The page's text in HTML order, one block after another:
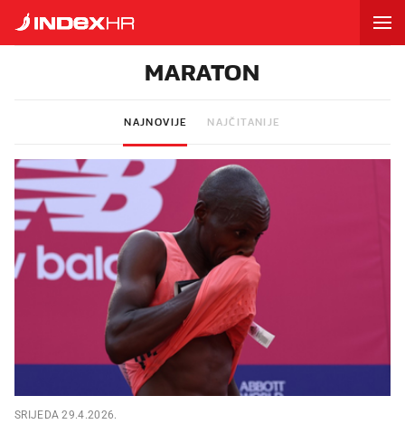
MARATON
NAJNOVIJE NAJČITANIJE
SRIJEDA 29.4.2026.